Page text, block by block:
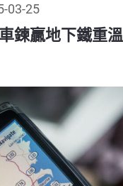
03-25
車鍊贏地下鐵重溫